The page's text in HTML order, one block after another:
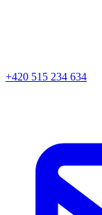
+420 515 234 634